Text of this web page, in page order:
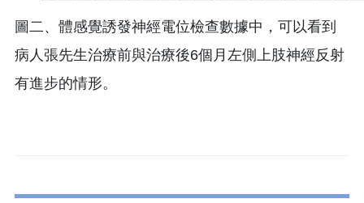
圖二、體感覺誘發神經電位檢查數據中，可以看到
病人張先生治療前與治療後6個月左側上肢神經反射
有進步的情形。